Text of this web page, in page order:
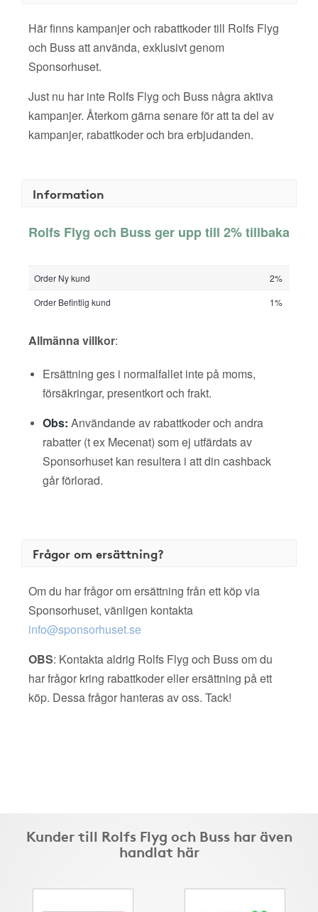
Här finns kampanjer och rabattkoder till Rolfs Flyg
och Buss att använda, exklusivt genom
Sponsorhuset.
Just nu har inte Rolfs Flyg och Buss några aktiva
kampanjer. Återkom gärna senare för att ta del av
kampanjer, rabattkoder och bra erbjudanden.
Information
Rolfs Flyg och Buss ger upp till 2% tillbaka
Order Ny kund
2%
Order Befintlig kund
1%
Allmänna villkor:
Ersättning ges i normalfallet inte på moms,
försäkringar, presentkort och frakt.
Obs: Användande av rabattkoder och andra
rabatter (t ex Mecenat) som ej utfärdats av
Sponsorhuset kan resultera i att din cashback
går förlorad.
Frågor om ersättning?
Om du har frågor om ersättning från ett köp via
Sponsorhuset, vänligen kontakta
info@sponsorhuset.se
OBS: Kontakta aldrig Rolfs Flyg och Buss om du
har frågor kring rabattkoder eller ersättning på ett
köp. Dessa frågor hanteras av oss. Tack!
Kunder till Rolfs Flyg och Buss har även
handlat här